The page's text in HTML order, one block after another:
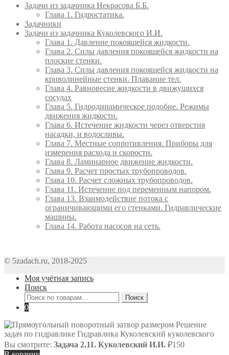
Задачи из задачника Некрасова Б.Б.
Глава 1. Гидростатика.
Задачники
Задачи из задачника Куколевского И.И.
Глава 1. Давление покоящейся жидкости.
Глава 2. Силы давления покоящейся жидкости на
плоские стенки.
Глава 3. Силы давления покоящейся жидкости на
криволинейные стенки. Плавание тел.
Глава 4. Равновесие жидкости в движущихся
сосудах
Глава 5. Гидродинамическое подобие. Режимы
движения жидкости.
Глава 6. Истечение жидкости через отверстия
насадки, и водосливы.
Глава 7. Местные сопротивления. Приборы для
измерения расхода и скорости.
Глава 8. Ламинарное движение жидкости.
Глава 9. Расчет простых трубопроводов.
Глава 10. Расчет сложных трубопроводов.
Глава 11. Истечение под переменным напором.
Глава 13. Взаимодействие потока с
ограничивающими его стенками. Гидравлические
машины.
Глава 14. Работа насосов на сеть.
© 5zadach.ru, 2018-2025
Моя учётная запись
Поиск
Искать:
Поиск
0
Вы смотрите: Задача 2.11. Куколевский И.И. ₽150